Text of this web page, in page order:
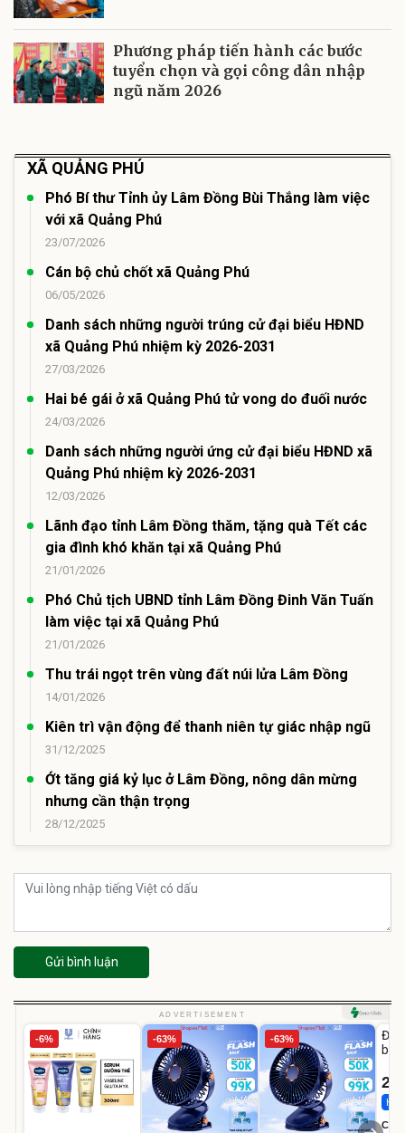
Phương pháp tiến hành các bước
tuyển chọn và gọi công dân nhập
ngũ năm 2026
XÃ QUẢNG PHÚ
Phó Bí thư Tỉnh ủy Lâm Đồng Bùi Thắng làm việc
với xã Quảng Phú
23/07/2026
Cán bộ chủ chốt xã Quảng Phú
06/05/2026
Danh sách những người trúng cử đại biểu HĐND
xã Quảng Phú nhiệm kỳ 2026-2031
27/03/2026
Hai bé gái ở xã Quảng Phú tử vong do đuối nước
24/03/2026
Danh sách những người ứng cử đại biểu HĐND xã
Quảng Phú nhiệm kỳ 2026-2031
12/03/2026
Lãnh đạo tỉnh Lâm Đồng thăm, tặng quà Tết các
gia đình khó khăn tại xã Quảng Phú
21/01/2026
Phó Chủ tịch UBND tỉnh Lâm Đồng Đinh Văn Tuấn
làm việc tại xã Quảng Phú
21/01/2026
Thu trái ngọt trên vùng đất núi lửa Lâm Đồng
14/01/2026
Kiên trì vận động để thanh niên tự giác nhập ngũ
31/12/2025
Ớt tăng giá kỷ lục ở Lâm Đồng, nông dân mừng
nhưng cần thận trọng
28/12/2025
Gửi bình luận
ADVERTISEMENT
-6% -63% -63%
Đai
bé
Hot